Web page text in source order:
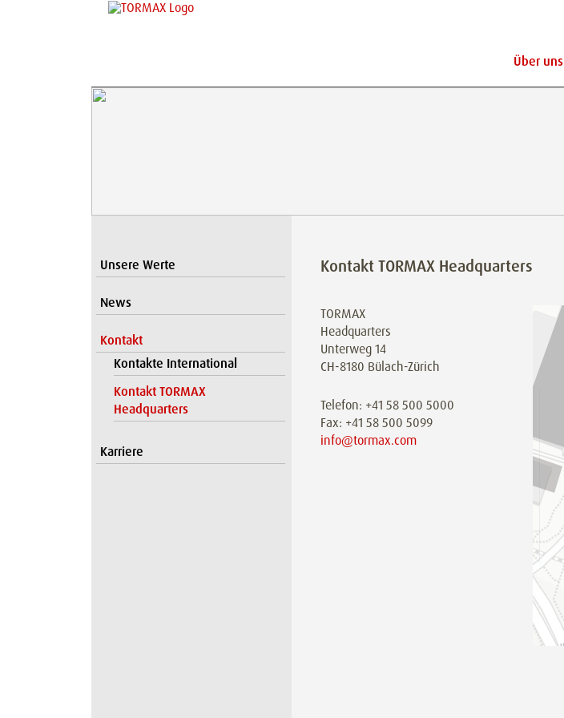
Über uns
Unsere Werte
News
Kontakt
Kontakte International
Kontakt TORMAX
Headquarters
Karriere
Kontakt TORMAX Headquarters
TORMAX
Headquarters
Unterweg 14
CH-8180 Bülach-Zürich
Telefon: +41 58 500 5000
Fax: +41 58 500 5099
info@tormax.com